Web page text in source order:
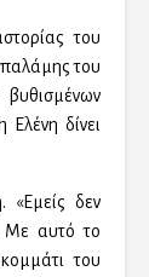
του
του
δίνει
«Εμείς δεν
Με αυτό το
του